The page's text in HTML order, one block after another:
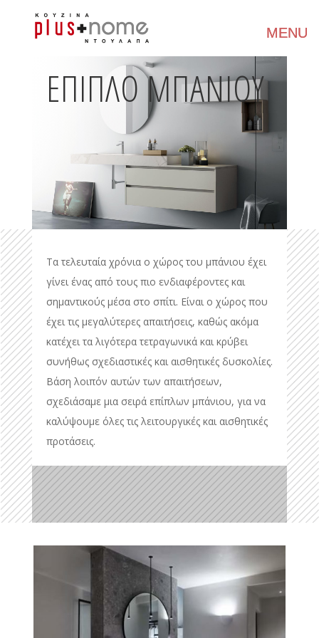
ΕΠΙΠΛΟ ΜΠΑΝΙΟΥ
Τα τελευταία χρόνια ο χώρος του μπάνιου έχει
γίνει ένας από τους πιο ενδιαφέροντες και
σημαντικούς μέσα στο σπίτι. Είναι ο χώρος που
έχει τις μεγαλύτερες απαιτήσεις, καθώς ακόμα
κατέχει τα λιγότερα τετραγωνικά και κρύβει
συνήθως σχεδιαστικές και αισθητικές δυσκολίες.
Βάση λοιπόν αυτών των απαιτήσεων,
σχεδιάσαμε μια σειρά επίπλων μπάνιου, για να
καλύψουμε όλες τις λειτουργικές και αισθητικές
προτάσεις.